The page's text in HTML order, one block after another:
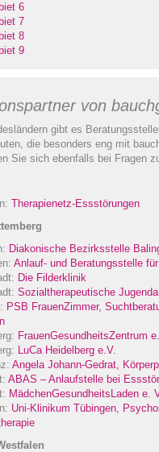
6
7
8
9
von
gibt es
die besonders eng mit
Sie sich ebenfalls bei Fragen
Therapienetz-Essstörungen
Diakonische Bezirksstelle
Anlauf- und Beratungsstelle
Die Filderklinik
Sozialtherapeutische
PSB FrauenZimmer,
FrauenGesundheitsZentrum
LuCa Heidelberg e.V.
Angela Johann-Gedrat,
ABAS – Anlaufstelle bei
MädchenGesundheitsLaden e.
Uni-Klinikum Tübingen,